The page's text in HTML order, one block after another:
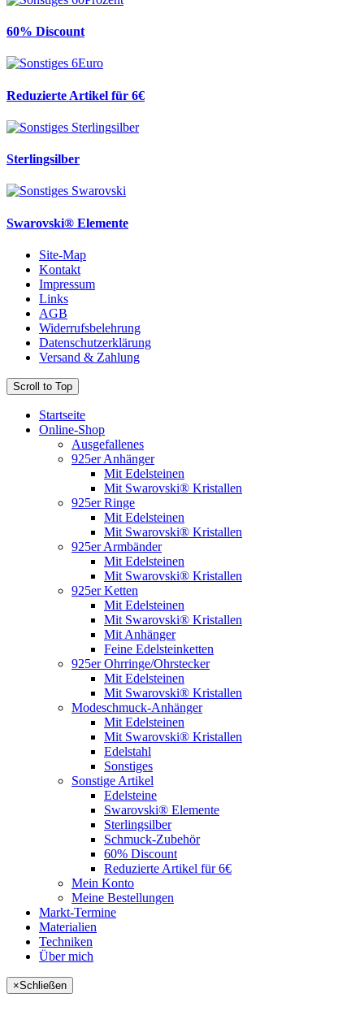
60% Discount
Reduzierte Artikel für 6€
Sterlingsilber
Swarovski® Elemente
Site-Map
Kontakt
Impressum
Links
AGB
Widerrufsbelehrung
Datenschutzerklärung
Versand & Zahlung
Scroll to Top
Startseite
Online-Shop
Ausgefallenes
925er Anhänger
Mit Edelsteinen
Mit Swarovski® Kristallen
925er Ringe
Mit Edelsteinen
Mit Swarovski® Kristallen
925er Armbänder
Mit Edelsteinen
Mit Swarovski® Kristallen
925er Ketten
Mit Edelsteinen
Mit Swarovski® Kristallen
Mit Anhänger
Feine Edelsteinketten
925er Ohrringe/Ohrstecker
Mit Edelsteinen
Mit Swarovski® Kristallen
Modeschmuck-Anhänger
Mit Edelsteinen
Mit Swarovski® Kristallen
Edelstahl
Sonstiges
Sonstige Artikel
Edelsteine
Swarovski® Elemente
Sterlingsilber
Schmuck-Zubehör
60% Discount
Reduzierte Artikel für 6€
Mein Konto
Meine Bestellungen
Markt-Termine
Materialien
Techniken
Über mich
×Schließen